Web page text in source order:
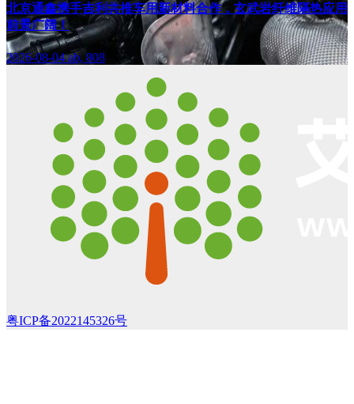
北京通鑫携手吉利共推车用新材料合作，玄武岩纤维隔热应用
前景广阔！
2026-08-04ab, 808
粤ICP备2022145326号